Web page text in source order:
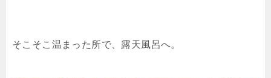
そこそこ温まった所で、露天風呂へ。